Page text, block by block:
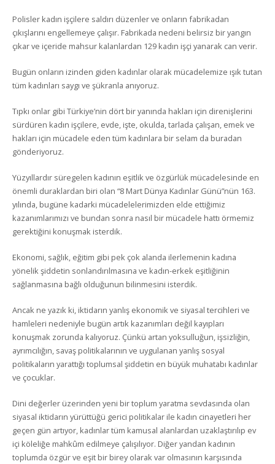
Polisler kadın işçilere saldırı düzenler ve onların fabrikadan
çıkışlarını engellemeye çalışır. Fabrikada nedeni belirsiz bir yangın
çıkar ve içeride mahsur kalanlardan 129 kadın işçi yanarak can verir.
Bugün onların izinden giden kadınlar olarak mücadelemize ışık tutan
tüm kadınları saygı ve şükranla anıyoruz.
Tıpkı onlar gibi Türkiye’nin dört bir yanında hakları için direnişlerini
sürdüren kadın işçilere, evde, işte, okulda, tarlada çalışan, emek ve
hakları için mücadele eden tüm kadınlara bir selam da buradan
gönderiyoruz.
Yüzyıllardır süregelen kadının eşitlik ve özgürlük mücadelesinde en
önemli duraklardan biri olan “8 Mart Dünya Kadınlar Günü”nün 163.
yılında, bugüne kadarki mücadelelerimizden elde ettiğimiz
kazanımlarımızı ve bundan sonra nasıl bir mücadele hattı örmemiz
gerektiğini konuşmak isterdik.
Ekonomi, sağlık, eğitim gibi pek çok alanda ilerlemenin kadına
yönelik şiddetin sonlandırılmasına ve kadın-erkek eşitliğinin
sağlanmasına bağlı olduğunun bilinmesini isterdik.
Ancak ne yazık ki, iktidarın yanlış ekonomik ve siyasal tercihleri ve
hamleleri nedeniyle bugün artık kazanımları değil kayıpları
konuşmak zorunda kalıyoruz. Çünkü artan yoksulluğun, işsizliğin,
ayrımcılığın, savaş politikalarının ve uygulanan yanlış sosyal
politikaların yarattığı toplumsal şiddetin en büyük muhatabı kadınlar
ve çocuklar.
Dini değerler üzerinden yeni bir toplum yaratma sevdasında olan
siyasal iktidarın yürüttüğü gerici politikalar ile kadın cinayetleri her
geçen gün artıyor, kadınlar tüm kamusal alanlardan uzaklaştırılıp ev
içi köleliğe mahkûm edilmeye çalışılıyor. Diğer yandan kadının
toplumda özgür ve eşit bir birey olarak var olmasının karşısında